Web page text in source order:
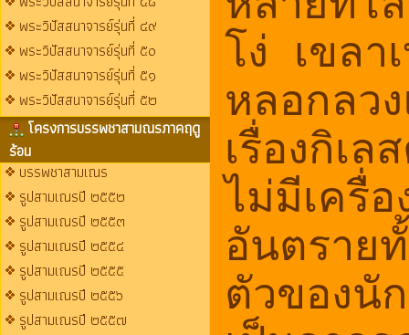
พระวิปัสสนาจารย์รุ่นที่ ๔๙
พระวิปัสสนาจารย์รุ่นที่ ๕๐
พระวิปัสสนาจารย์รุ่นที่ ๕๑
พระวิปัสสนาจารย์รุ่นที่ ๕๒
โครงการบรรพชาสามณรภาคฤดู
ร้อน
บรรพชาสามเณร
รูปสามเณรปี ๒๕๕๒
รูปสามเณรปี ๒๕๕๓
รูปสามเณรปี ๒๕๕๔
รูปสามเณรปี ๒๕๕๕
รูปสามเณรปี ๒๕๕๖
รูปสามเณรปี ๒๕๕๗
โง่ เขล
หลอกลว
เรื่องกิเ
ไม่มีเครื่
อันตราย
ตัวของนั